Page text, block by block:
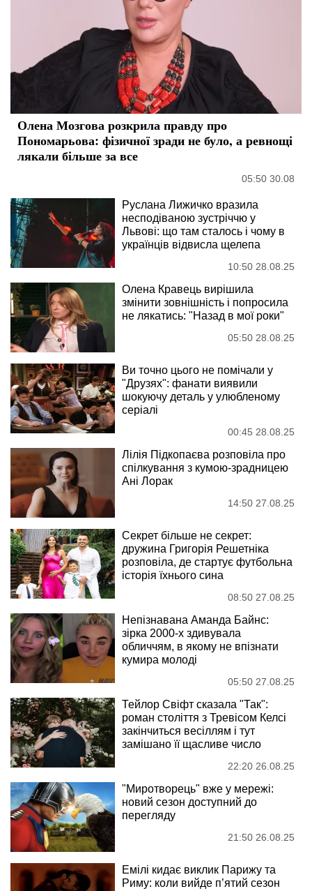
Олена Мозгова розкрила правду про
Пономарьова: фізичної зради не було, а ревнощі
лякали більше за все
05:50 30.08
Руслана Лижичко вразила
несподіваною зустріччю у
Львові: що там сталось і чому в
українців відвисла щелепа
10:50 28.08.25
Олена Кравець вирішила
змінити зовнішність і попросила
не лякатись: "Назад в мої роки"
05:50 28.08.25
Ви точно цього не помічали у
"Друзях": фанати виявили
шокуючу деталь у улюбленому
серіалі
00:45 28.08.25
Лілія Підкопаєва розповіла про
спілкування з кумою-зрадницею
Ані Лорак
14:50 27.08.25
Секрет більше не секрет:
дружина Григорія Решетніка
розповіла, де стартує футбольна
історія їхнього сина
08:50 27.08.25
Непізнавана Аманда Байнс:
зірка 2000-х здивувала
обличчям, в якому не впізнати
кумира молоді
05:50 27.08.25
Тейлор Свіфт сказала "Так":
роман століття з Тревісом Келсі
закінчиться весіллям і тут
замішано її щасливе число
22:20 26.08.25
"Миротворець" вже у мережі:
новий сезон доступний до
перегляду
21:50 26.08.25
Емілі кидає виклик Парижу та
Риму: коли вийде п’ятий сезон